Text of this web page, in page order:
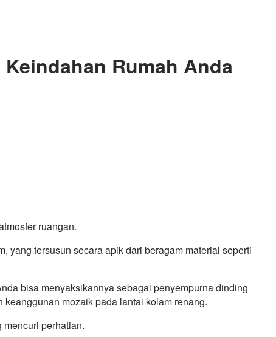
Rumah Anda
ruangan.
yang tersusun secara apik dari beragam material seperti
bisa menyaksikannya sebagai penyempurna dinding
mozaik pada lantai kolam renang.
perhatian.